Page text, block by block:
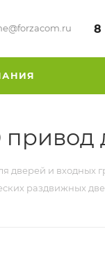
8
дверей и входных
раздвижных